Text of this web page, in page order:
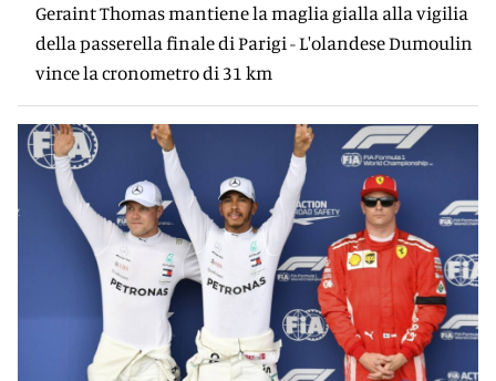
Geraint Thomas mantiene la maglia gialla alla vigilia
della passerella finale di Parigi - L'olandese Dumoulin
vince la cronometro di 31 km